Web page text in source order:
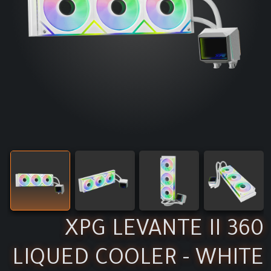
XPG LEVANTE II 360
LIQUED COOLER - WHITE